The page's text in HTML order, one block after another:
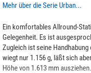
Mehr über die Serie Urban...
Ein komfortables Allround-
Gelegenheit. Es ist
Zugleich ist seine
wiegt nur 1.156 g, läßt sich
Höhe von 1.613 mm